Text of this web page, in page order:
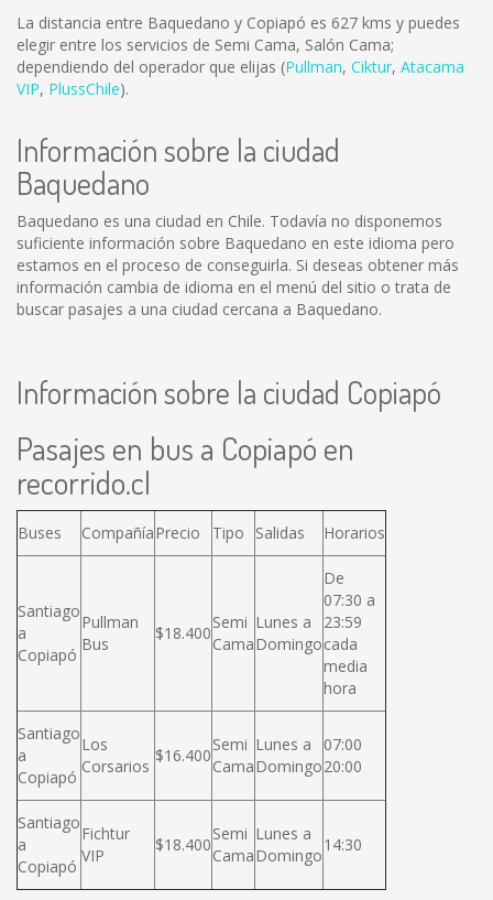
La distancia entre Baquedano y Copiapó es 627 kms y puedes
elegir entre los servicios de Semi Cama, Salón Cama;
dependiendo del operador que elijas (Pullman, Ciktur, Atacama
VIP, PlussChile).
Información sobre la ciudad
Baquedano
Baquedano es una ciudad en Chile. Todavía no disponemos
suficiente información sobre Baquedano en este idioma pero
estamos en el proceso de conseguirla. Si deseas obtener más
información cambia de idioma en el menú del sitio o trata de
buscar pasajes a una ciudad cercana a Baquedano.
Información sobre la ciudad Copiapó
Pasajes en bus a Copiapó en
recorrido.cl
Buses CompañíaPrecio Tipo Salidas Horarios
Santiago
a
Copiapó
Pullman
Bus
$18.400
Semi
Cama
Lunes a
Domingo
De
07:30 a
23:59
cada
media
hora
Santiago
a
Copiapó
Los
Corsarios
$16.400
Semi
Cama
Lunes a
Domingo
07:00
20:00
Santiago
a
Copiapó
Fichtur
VIP
$18.400
Semi
Cama
Lunes a
Domingo
14:30